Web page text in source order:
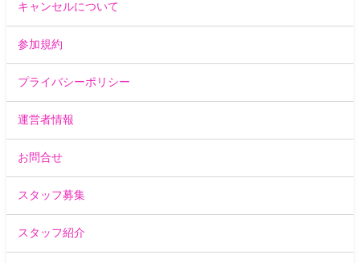
キャンセルについて
参加規約
プライバシーポリシー
運営者情報
お問合せ
スタッフ募集
スタッフ紹介